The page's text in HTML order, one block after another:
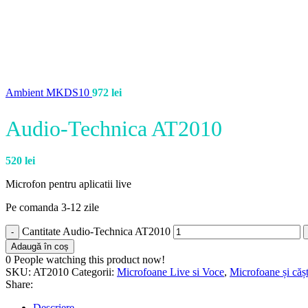
Ambient MKDS10 972 lei
Audio-Technica AT2010
520 lei
Microfon pentru aplicatii live
Pe comanda 3-12 zile
Cantitate Audio-Technica AT2010
Adaugă în coș
0 People watching this product now!
SKU: AT2010 Categorii: Microfoane Live si Voce, Microfoane și
Share: